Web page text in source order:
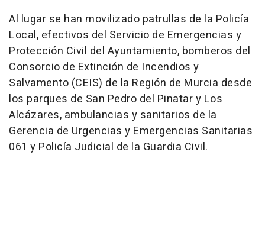
Al lugar se han movilizado patrullas de la Policía
Local, efectivos del Servicio de Emergencias y
Protección Civil del Ayuntamiento, bomberos del
Consorcio de Extinción de Incendios y
Salvamento (CEIS) de la Región de Murcia desde
los parques de San Pedro del Pinatar y Los
Alcázares, ambulancias y sanitarios de la
Gerencia de Urgencias y Emergencias Sanitarias
061 y Policía Judicial de la Guardia Civil.